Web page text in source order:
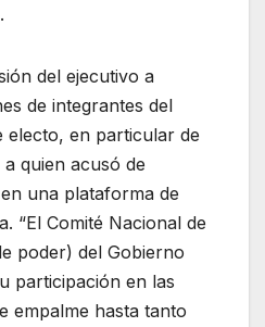
del ejecutivo a
de integrantes del
electo, en particular de
quien acusó de
una plataforma de
“El Comité Nacional de
poder) del Gobierno
participación en las
empalme hasta tanto